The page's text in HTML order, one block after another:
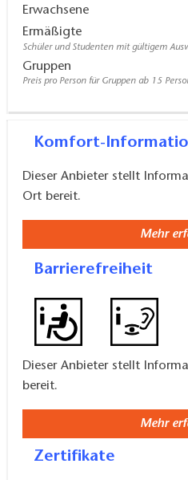
Erwachsene
Ermäßigte
Schüler und Studenten mit gültigem
Gruppen
Preis pro Person für Gruppen ab 15
Komfort-
Dieser Anbieter stellt
Ort bereit.
Mehr
Barrierefreiheit
Dieser Anbieter stellt
bereit.
Mehr
Zertifikate